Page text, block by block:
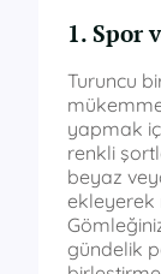
1. Spor
Turuncu
yapmak
renkli
beyaz
ekleyerek
gündelik